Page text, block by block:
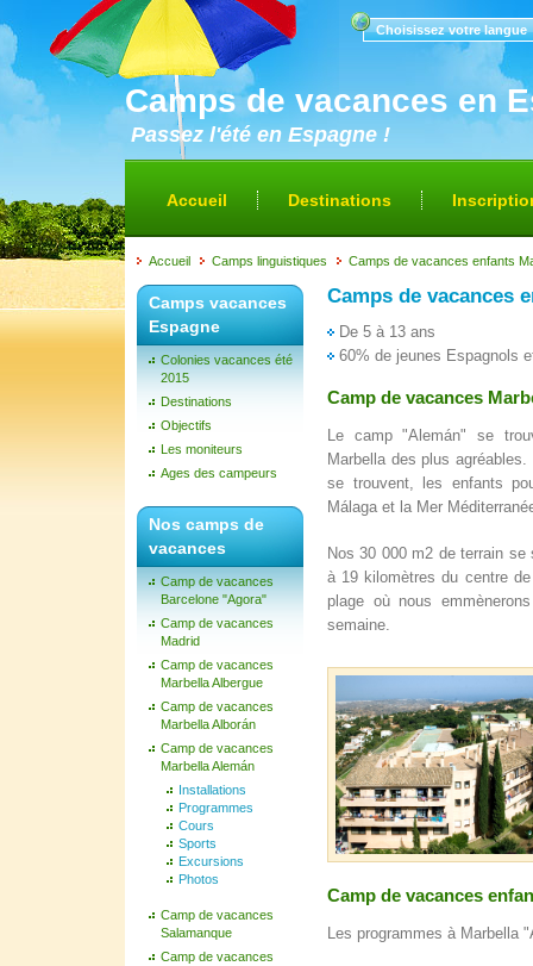
Camps de vacances en
Passez l'été en Espagne !
Choisissez votre langue
Accueil Destinations
Accueil Camps linguistiques Camps de vacances enfants
Camps vacances
Espagne
Colonies vacances été
2015
Destinations
Objectifs
Les moniteurs
Ages des campeurs
Nos camps de
vacances
Camp de vacances
Barcelone "Agora"
Camp de vacances
Madrid
Camp de vacances
Marbella Albergue
Camp de vacances
Marbella Alborán
Camp de vacances
Marbella Alemán
Installations
Programmes
Cours
Sports
Excursions
Photos
Camp de vacances
Salamanque
Camp de vacances
Camps de vacances
De 5 à 13 ans
60% de jeunes Espagnols
Camp de vacances
Le camp "Alemán" se
Marbella des plus
se trouvent, les enfants
Málaga et la Mer
Nos 30 000 m2 de terrain
à 19 kilomètres du centre
plage où nous
semaine.
Camp de vacances
Les programmes à Marbella